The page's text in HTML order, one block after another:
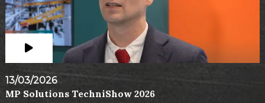
13/03/2026
MP Solutions TechniShow 2026